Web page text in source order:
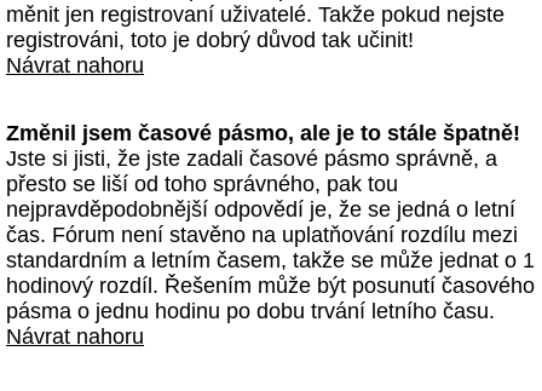
měnit jen registrovaní uživatelé. Takže pokud nejste
registrováni, toto je dobrý důvod tak učinit!
Návrat nahoru
Změnil jsem časové pásmo, ale je to stále špatně!
Jste si jisti, že jste zadali časové pásmo správně, a
přesto se liší od toho správného, pak tou
nejpravděpodobnější odpovědí je, že se jedná o letní
čas. Fórum není stavěno na uplatňování rozdílu mezi
standardním a letním časem, takže se může jednat o 1
hodinový rozdíl. Řešením může být posunutí časového
pásma o jednu hodinu po dobu trvání letního času.
Návrat nahoru